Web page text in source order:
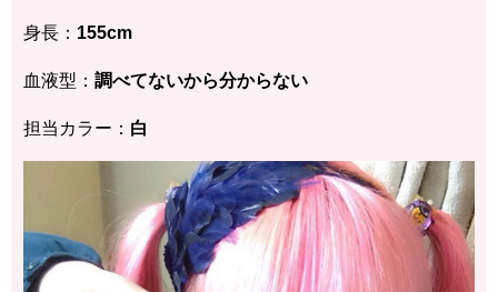
身長： 155cm
血液型： 調べてないから分からない
担当カラー： 白